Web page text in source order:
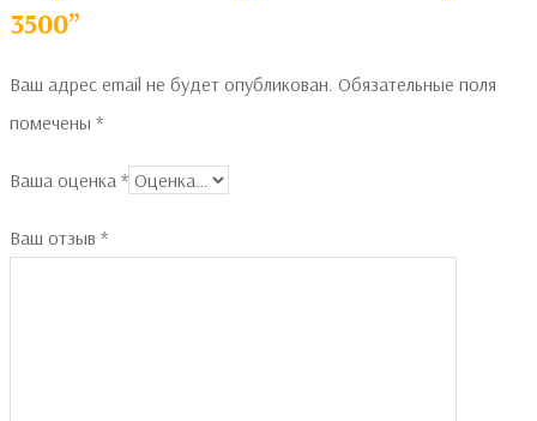
3500”
Ваш адрес email не будет опубликован. Обязательные поля
помечены *
Ваша оценка *
Ваш отзыв *